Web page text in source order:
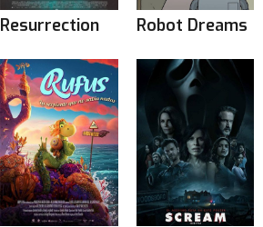
Resurrection Robot Dreams